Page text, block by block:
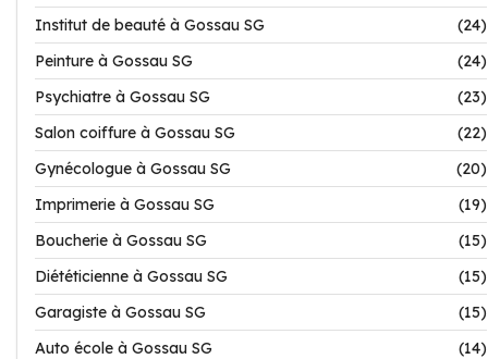
Institut de beauté à Gossau SG
(24)
Peinture à Gossau SG
(24)
Psychiatre à Gossau SG
(23)
Salon coiffure à Gossau SG
(22)
Gynécologue à Gossau SG
(20)
Imprimerie à Gossau SG
(19)
Boucherie à Gossau SG
(15)
Diététicienne à Gossau SG
(15)
Garagiste à Gossau SG
(15)
Auto école à Gossau SG
(14)